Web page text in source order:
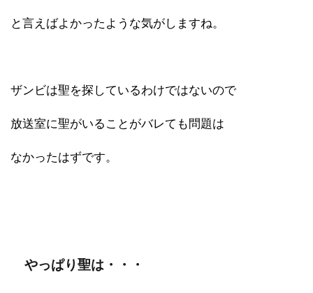
と言えばよかったような気がしますね。
ザンビは聖を探しているわけではないので
放送室に聖がいることがバレても問題は
なかったはずです。
やっぱり聖は・・・